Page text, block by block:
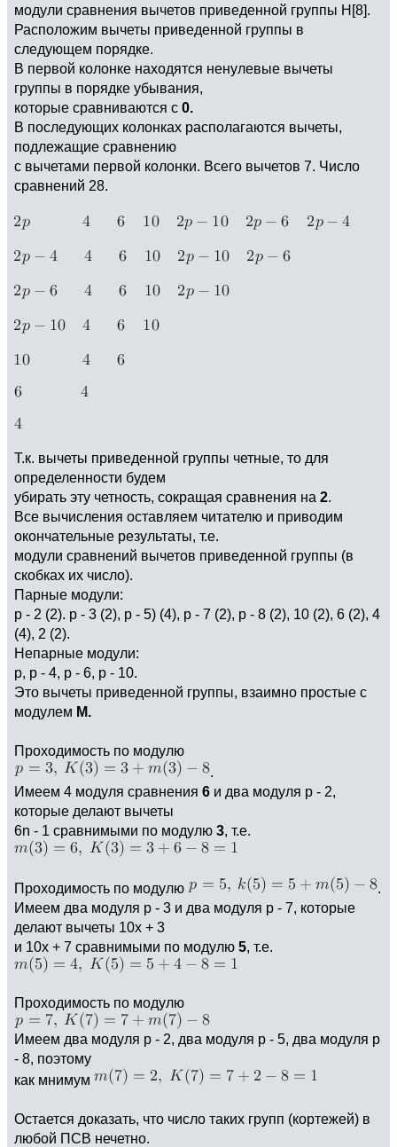
модули сравнения вычетов приведенной группы H[8].
Расположим вычеты приведенной группы в
следующем порядке.
В первой колонке находятся ненулевые вычеты
группы в порядке убывания,
которые сравниваются с 0.
В последующих колонках располагаются вычеты,
подлежащие сравнению
с вычетами первой колонки. Всего вычетов 7. Число
сравнений 28.
Т.к. вычеты приведенной группы четные, то для
определенности будем
убирать эту четность, сокращая сравнения на 2.
Все вычисления оставляем читателю и приводим
окончательные результаты, т.е.
модули сравнений вычетов приведенной группы (в
скобках их число).
Парные модули:
р - 2 (2). р - 3 (2), р - 5) (4), р - 7 (2), р - 8 (2), 10 (2), 6 (2), 4
(4), 2 (2).
Непарные модули:
р, р - 4, р - 6, р - 10.
Это вычеты приведенной группы, взаимно простые с
модулем М.
Проходимость по модулю
.
Имеем 4 модуля сравнения 6 и два модуля р - 2,
которые делают вычеты
6n - 1 сравнимыми по модулю 3, т.е.
Проходимость по модулю
.
Имеем два модуля р - 3 и два модуля р - 7, которые
делают вычеты 10х + 3
и 10х + 7 сравнимыми по модулю 5, т.е.
Проходимость по модулю
Имеем два модуля р - 2, два модуля р - 5, два модуля р
- 8, поэтому
как мнимум
Остается доказать, что число таких групп (кортежей) в
любой ПСВ нечетно.